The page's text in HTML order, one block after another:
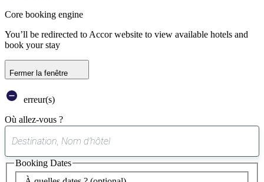
Core booking engine
You’ll be redirected to Accor website to view available hotels and
book your stay
Fermer la fenêtre
erreur(s)
Où allez-vous ?
suggestion
trouvée
Booking Dates